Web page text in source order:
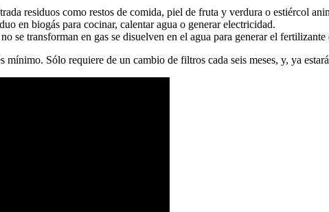
residuos como restos de comida, piel de fruta y verdura o estiércol
en biogás para cocinar, calentar agua o generar electricidad.
se transforman en gas se disuelven en el agua para generar el
mínimo. Sólo requiere de un cambio de filtros cada seis meses, y, ya